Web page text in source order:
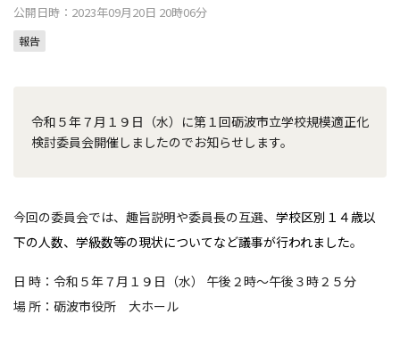
公開日時：2023年09月20日 20時06分
報告
令和５年７月１９日（水）に第１回砺波市立学校規模適正化
検討委員会開催しましたのでお知らせします。
今回の委員会では、趣旨説明や委員長の互選、 学校区別１４歳以
下の人数、学級数等の現状についてなど議事が行われました。
日 時：令和５年７月１９日（水） 午後２時～午後３時２５分
場 所：砺波市役所 大ホール